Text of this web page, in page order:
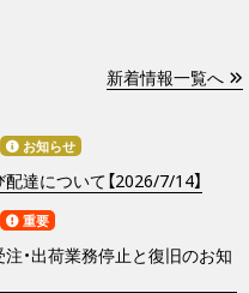
新着情報一覧へ
お知らせ
達について【2026/7/14】
重要
注・出荷業務停止と復旧のお知